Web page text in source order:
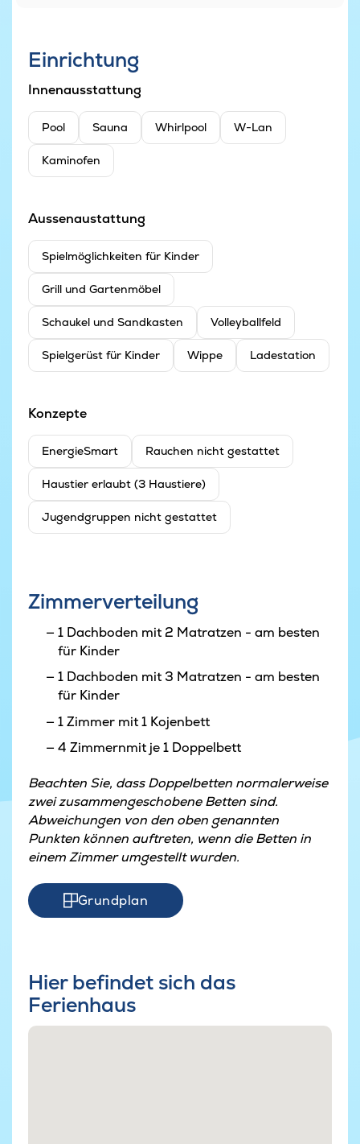
Einrichtung
Innenausstattung
Pool Sauna Whirlpool W-Lan
Kaminofen
Aussenaustattung
Spielmöglichkeiten für Kinder
Grill und Gartenmöbel
Schaukel und Sandkasten Volleyballfeld
Spielgerüst für Kinder Wippe Ladestation
Konzepte
EnergieSmart Rauchen nicht gestattet
Haustier erlaubt (3 Haustiere)
Jugendgruppen nicht gestattet
Zimmerverteilung
1 Dachboden mit 2 Matratzen - am besten
für Kinder
1 Dachboden mit 3 Matratzen - am besten
für Kinder
1 Zimmer mit 1 Kojenbett
4 Zimmernmit je 1 Doppelbett
Beachten Sie, dass Doppelbetten normalerweise
zwei zusammengeschobene Betten sind.
Abweichungen von den oben genannten
Punkten können auftreten, wenn die Betten in
einem Zimmer umgestellt wurden.
Grundplan
Hier befindet sich das
Ferienhaus